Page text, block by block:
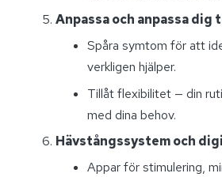
Anpassa och anpassa dig
Spåra symtom för att
verkligen hjälper.
Tillåt flexibilitet — din
med dina behov.
Hävstångssystem och
Appar för stimulering,